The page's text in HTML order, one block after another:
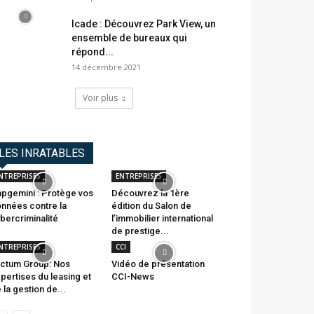
Icade : Découvrez Park View, un
ensemble de bureaux qui
répond...
14 décembre 2021
Voir plus
LES INRATABLES
: Protège vos
contre la
ENTREPRISES
Découvrez la 1ère
édition du Salon de
l’immobilier international
de prestige...
Group: Nos
du leasing et
la gestion de...
CCI
Vidéo de présentation
CCI-News